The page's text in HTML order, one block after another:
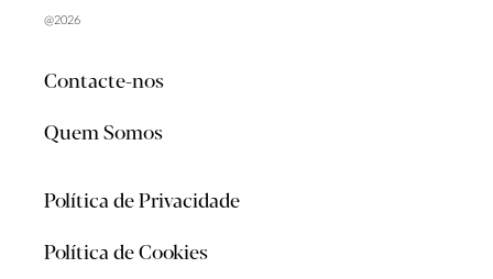
@2026
Contacte-nos
Quem Somos
Política de Privacidade
Política de Cookies